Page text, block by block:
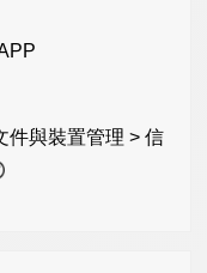
件與裝置管理 > 信